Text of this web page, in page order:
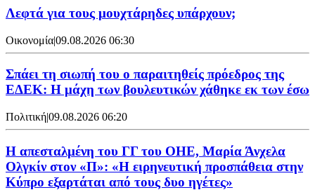
Λεφτά για τους μουχτάρηδες υπάρχουν;
Οικονομία|09.08.2026 06:30
Σπάει τη σιωπή του ο παραιτηθείς πρόεδρος της
ΕΔΕΚ: Η μάχη των βουλευτικών χάθηκε εκ των έσω
Πολιτική|09.08.2026 06:20
Η απεσταλμένη του ΓΓ του ΟΗΕ, Μαρία Άνχελα
Ολγκίν στον «Π»: «Η ειρηνευτική προσπάθεια στην
Κύπρο εξαρτάται από τους δυο ηγέτες»